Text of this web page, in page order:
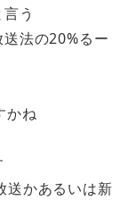
う
法の20%るー
かね
送かあるいは新